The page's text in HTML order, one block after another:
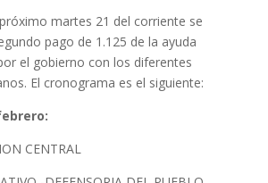
martes 21 del corriente se
pago de 1.125 de la ayuda
el gobierno con los diferentes
El cronograma es el siguiente:
CENTRAL